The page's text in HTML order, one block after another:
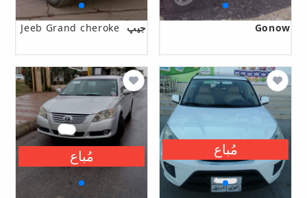
Gonow جیپ Jeeb Grand cheroke
مُباع مُباع